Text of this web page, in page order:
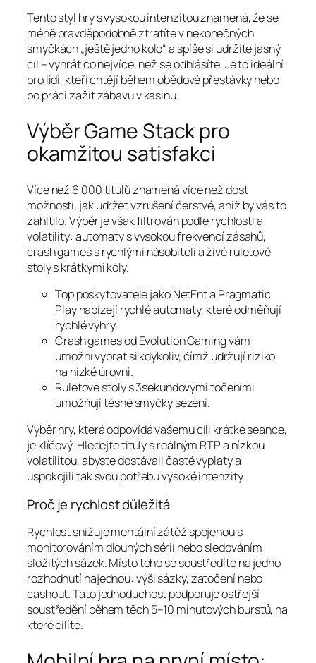
Tento styl hry s vysokou intenzitou znamená, že se
méně pravděpodobně ztratíte v nekonečných
smyčkách „ještě jedno kolo“ a spíše si udržíte jasný
cíl – vyhrát co nejvíce, než se odhlásíte. Je to ideální
pro lidi, kteří chtějí během obědové přestávky nebo
po práci zažít zábavu v kasinu.
Výběr Game Stack pro
okamžitou satisfakci
Více než 6 000 titulů znamená více než dost
možností, jak udržet vzrušení čerstvé, aniž by vás to
zahltilo. Výběr je však filtrován podle rychlosti a
volatility: automaty s vysokou frekvencí zásahů,
crash games s rychlými násobiteli a živé ruletové
stoly s krátkými koly.
Top poskytovatelé jako NetEnt a Pragmatic
Play nabízejí rychlé automaty, které odměňují
rychlé výhry.
Crash games od Evolution Gaming vám
umožní vybrat si kdykoliv, čímž udržují riziko
na nízké úrovni.
Ruletové stoly s 3sekundovými točeními
umožňují těsné smyčky sezení.
Výběr hry, která odpovídá vašemu cíli krátké seance,
je klíčový. Hledejte tituly s reálným RTP a nízkou
volatilitou, abyste dostávali časté výplaty a
uspokojili tak svou potřebu vysoké intenzity.
Proč je rychlost důležitá
Rychlost snižuje mentální zátěž spojenou s
monitorováním dlouhých sérií nebo sledováním
složitých sázek. Místo toho se soustředíte na jedno
rozhodnutí najednou: výši sázky, zatočení nebo
cashout. Tato jednoduchost podporuje ostřejší
soustředění během těch 5–10 minutových burstů, na
které cílíte.